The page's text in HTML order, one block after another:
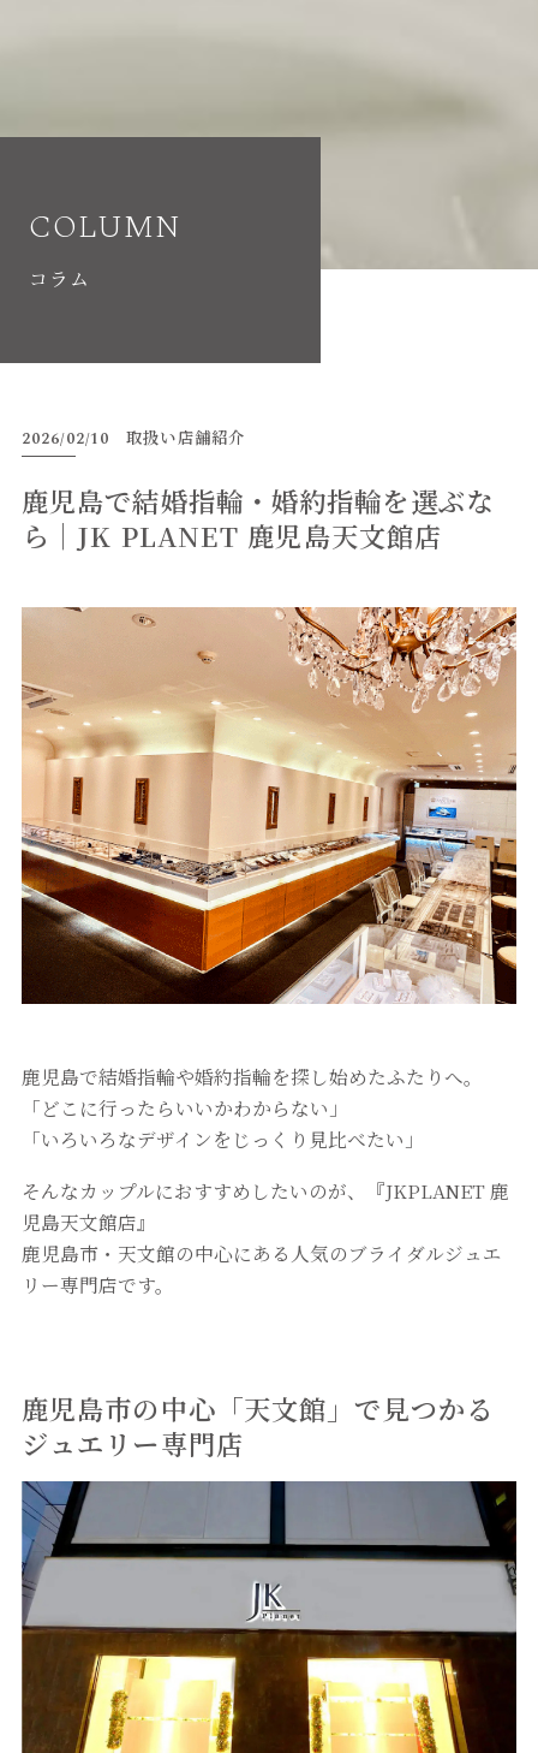
COLUMN
コラム
2026/02/10 取扱い店舗紹介
鹿児島で結婚指輪・婚約指輪を選ぶな
ら｜JK PLANET 鹿児島天文館店
鹿児島で結婚指輪や婚約指輪を探し始めたふたりへ。
「どこに行ったらいいかわからない」
「いろいろなデザインをじっくり見比べたい」
そんなカップルにおすすめしたいのが、『JKPLANET 鹿
児島天文館店』
鹿児島市・天文館の中心にある人気のブライダルジュエ
リー専門店です。
鹿児島市の中心「天文館」で見つかる
ジュエリー専門店